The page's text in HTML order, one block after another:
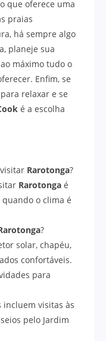
que oferece uma
praias
há sempre algo
planeje sua
máximo tudo o
Enfim, se
relaxar e se
é a escolha
Rarotonga?
Rarotongaé
o clima é
?
solar, chapéu,
confortáveis.
para
visitas às
pelo Jardim